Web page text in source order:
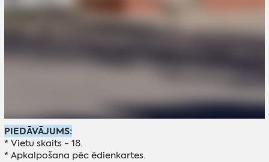
PIEDĀVĀJUMS:
* Vietu skaits - 18.
* Apkalpošana pēc ēdienkartes.